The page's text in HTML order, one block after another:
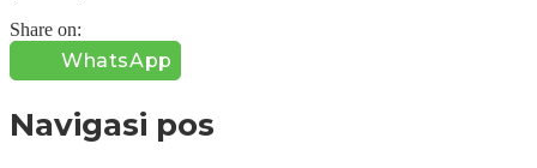
Share on:
WhatsApp
Navigasi pos